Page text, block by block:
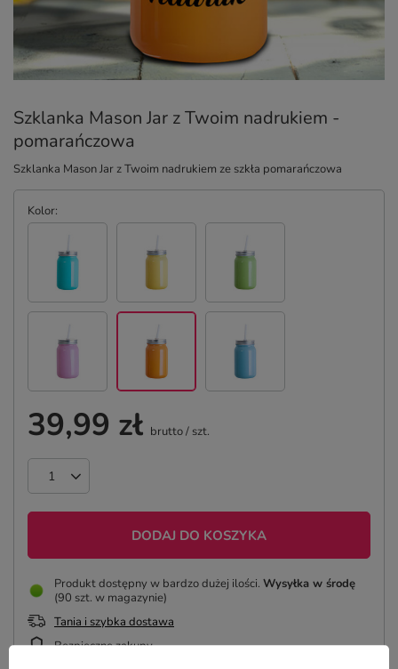
Szklanka Mason Jar z Twoim nadrukiem -
pomarańczowa
Szklanka Mason Jar z Twoim nadrukiem ze szkła pomarańczowa
Kolor
39,99 zł brutto/ szt.
DODAJ DO KOSZYKA
Produkt dostępny w bardzo dużej ilości Wysyłka w środę
(90 szt. w magazynie)
Tania i szybka dostawa
Bezpieczne zakupy